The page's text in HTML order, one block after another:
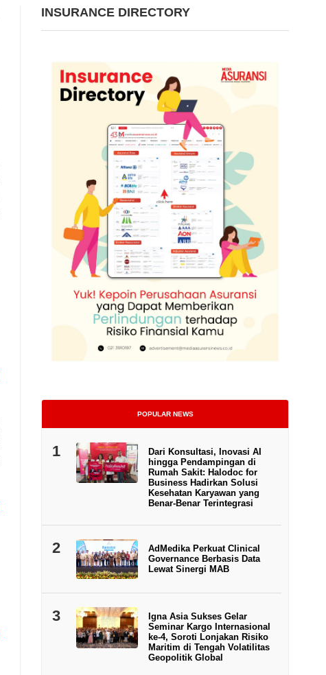
Seremoni peletakan batu pertama Grha AAJI. | Foto:
INSURANCE DIRECTORY
POPULAR NEWS
1
Dari Konsultasi, Inovasi AI
hingga Pendampingan di
Rumah Sakit: Halodoc for
Business Hadirkan Solusi
Kesehatan Karyawan yang
Benar-Benar Terintegrasi
2
AdMedika Perkuat Clinical
Governance Berbasis Data
Lewat Sinergi MAB
3
Igna Asia Sukses Gelar
Seminar Kargo Internasional
ke-4, Soroti Lonjakan Risiko
Maritim di Tengah Volatilitas
Geopolitik Global